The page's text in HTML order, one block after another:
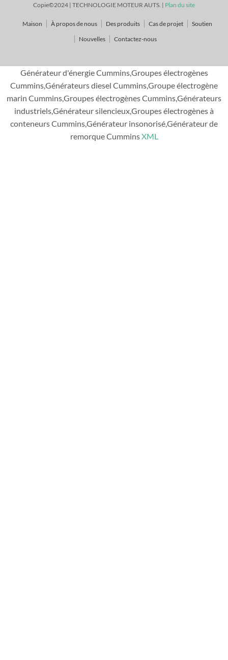
Copie©2024 | TECHNOLOGIE MOTEUR AUTS. | Plan du site
Maison À propos de nous Des produits Cas de projet
Soutien
Nouvelles
Contactez-nous
Générateur d'énergie Cummins,Groupes électrogènes
Cummins,Générateurs diesel Cummins,Groupe électrogène
marin Cummins,Groupes électrogènes Cummins,Générateurs
industriels,Générateur silencieux,Groupes électrogènes à
conteneurs Cummins,Générateur insonorisé,Générateur de
remorque CumminsXML